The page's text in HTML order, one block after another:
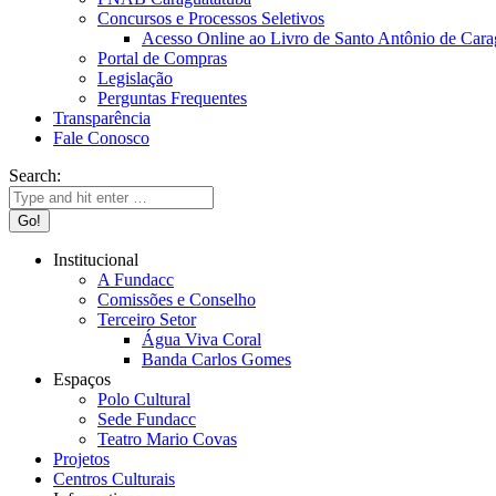
Concursos e Processos Seletivos
Acesso Online ao Livro de Santo Antônio de
Portal de Compras
Legislação
Perguntas Frequentes
Transparência
Fale Conosco
Search:
Institucional
A Fundacc
Comissões e Conselho
Terceiro Setor
Água Viva Coral
Banda Carlos Gomes
Espaços
Polo Cultural
Sede Fundacc
Teatro Mario Covas
Projetos
Centros Culturais